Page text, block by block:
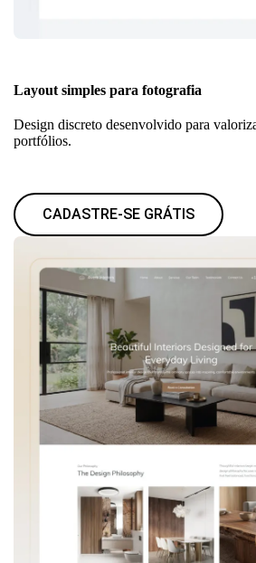
Layout simples para fotografia
Design discreto desenvolvido para
portfólios.
CADASTRE-SE GRÁTIS